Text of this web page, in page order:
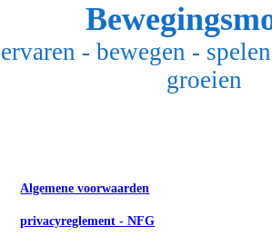
ervaren - bewegen -
groeien
Algemene voorwaarden
privacyreglement - NFG